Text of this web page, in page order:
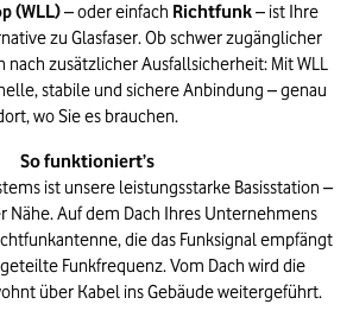
(WLL)– oder einfach Richtfunk– ist Ihre
zu Glasfaser. Ob schwer zugänglicher
nach zusätzlicher Ausfallsicherheit: Mit WLL
stabile und sichere Anbindung – genau
wo Sie es brauchen.
So funktioniert’s
ist unsere leistungsstarke Basisstation –
Nähe. Auf dem Dach Ihres Unternehmens
die das Funksignal empfängt
Funkfrequenz. Vom Dach wird die
über Kabel ins Gebäude weitergeführt.